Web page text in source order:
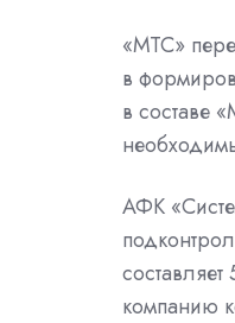
«МТС»
в
в составе
АФК
компанию